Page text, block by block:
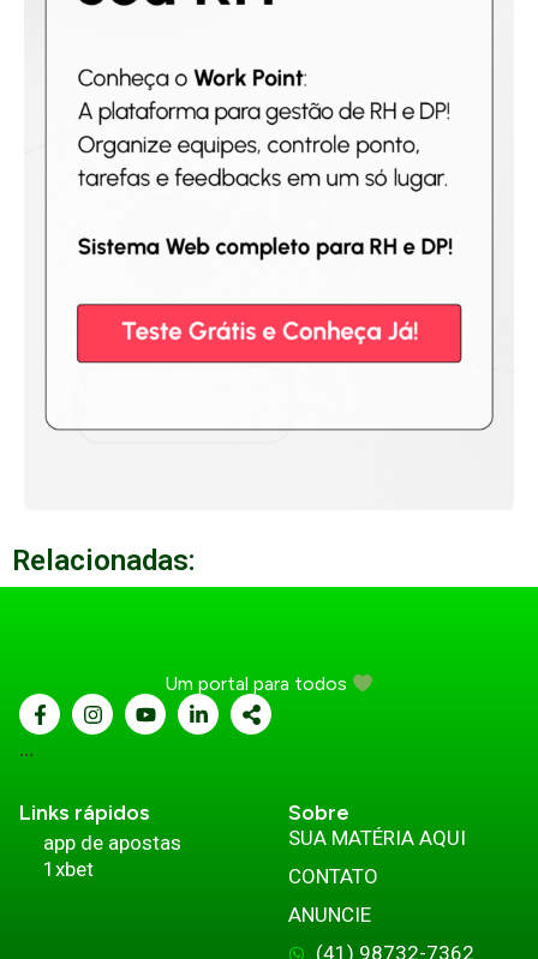
Relacionadas:
Um portal para todos
...
Links rápidos
app de apostas
1xbet
Sobre
SUA MATÉRIA AQUI
CONTATO
ANUNCIE
(41) 98732-7362